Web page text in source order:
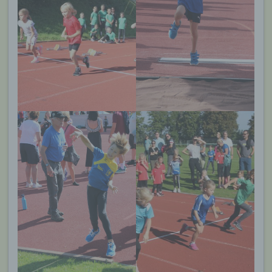
über einen Internetbrowser auf einem
Computersystem abgelegt und gespeichert
werden. Sie können die Verwendung von Cookies,
LocalStorage und SessionStorage durch
entsprechende Einstellung in Ihrem Browser
verhindern.
Zahlreiche Internetseiten und Server verwenden
Cookies. Viele Cookies enthalten eine sogenannte
Cookie-ID. Eine Cookie-ID ist eine eindeutige
Kennung des Cookies. Sie besteht aus einer
Zeichenfolge, durch welche Internetseiten und
Server dem konkreten Internetbrowser zugeordnet
werden können, in dem das Cookie gespeichert
wurde. Dies ermöglicht es den besuchten
Internetseiten und Servern, den individuellen
Browser der betroffenen Person von anderen
Internetbrowsern, die andere Cookies enthalten,
zu unterscheiden. Ein bestimmter Internetbrowser
kann über die eindeutige Cookie-ID wiedererkannt
und identifiziert werden.
Durch den Einsatz von Cookies kann den Nutzern